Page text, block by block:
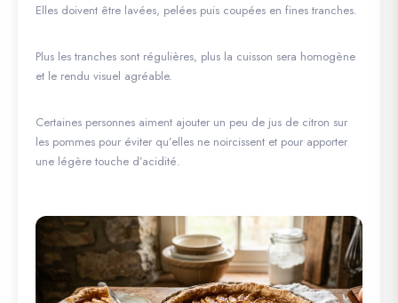
Elles doivent être lavées, pelées puis coupées en fines tranches.
Plus les tranches sont régulières, plus la cuisson sera homogène
et le rendu visuel agréable.
Certaines personnes aiment ajouter un peu de jus de citron sur
les pommes pour éviter qu’elles ne noircissent et pour apporter
une légère touche d’acidité.